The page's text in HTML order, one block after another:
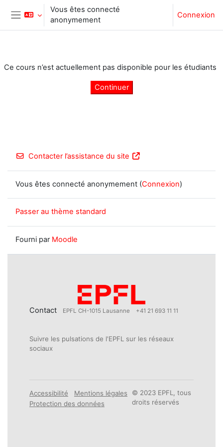
Passer au contenu principal
Panneau latéral
Vous êtes connecté
anonymement
Connexion
Ce cours n’est actuellement pas disponible pour les étudiants
Continuer
Contacter l’assistance du site
Vous êtes connecté anonymement (Connexion)
Passer au thème standard
Fourni par Moodle
Contact EPFL CH-1015 Lausanne +41 21 693 11 11
Suivre les pulsations de l'EPFL sur les réseaux
sociaux
Accessibilité
Mentions légales
Protection des données
© 2023 EPFL, tous
droits réservés